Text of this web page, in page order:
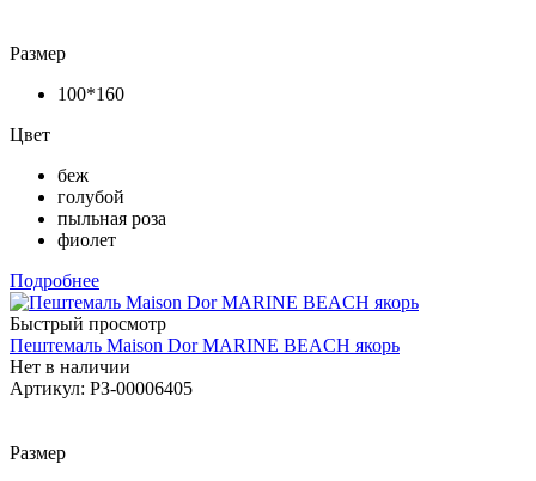
Размер
100*160
Цвет
беж
голубой
пыльная роза
фиолет
Подробнее
Быстрый просмотр
Пештемаль Maison Dor MARINE BEACH якорь
Нет в наличии
Артикул: РЗ-00006405
Размер